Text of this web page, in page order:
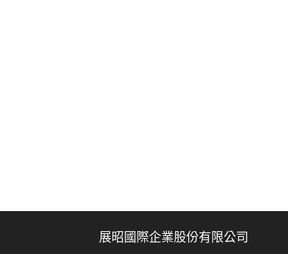
展昭國際企業股份有限公司